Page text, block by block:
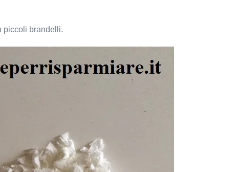
piccoli brandelli.